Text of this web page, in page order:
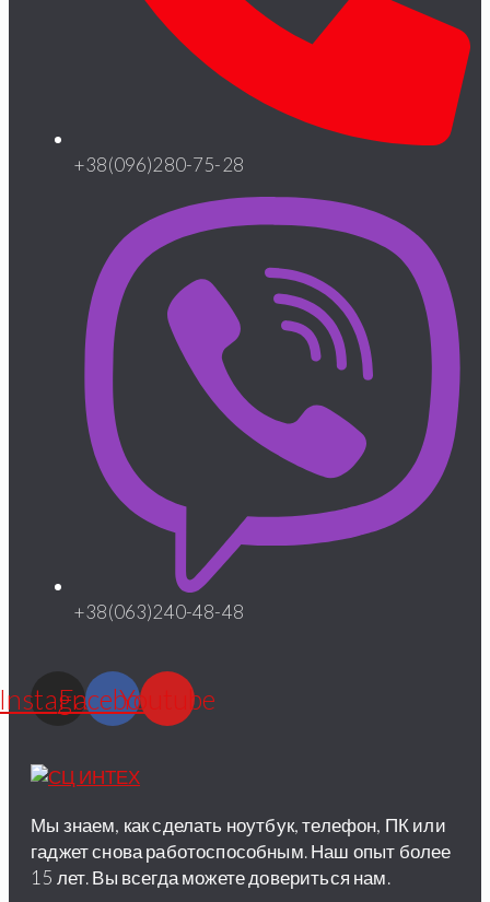
+38(096)280-75-28
+38(063)240-48-48
Instagram
FacebookYoutube
Мы знаем, как сделать ноутбук, телефон, ПК или
гаджет снова работоспособным. Наш опыт более
15 лет. Вы всегда можете довериться нам.